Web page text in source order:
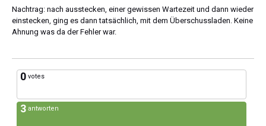
Nachtrag: nach ausstecken, einer gewissen Wartezeit und dann wieder
einstecken, ging es dann tatsächlich, mit dem Überschussladen. Keine
Ahnung was da der Fehler war.
0 votes
3 antworten